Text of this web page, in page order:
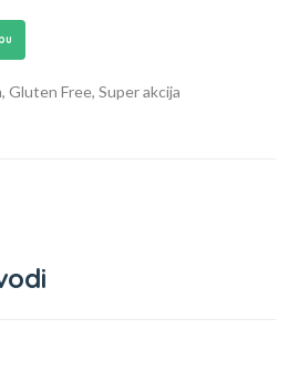
Gluten Free, Super akcija